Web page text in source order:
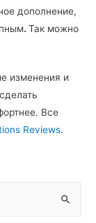
дополнение,
.Так можно
изменения и
Все
Reviews.